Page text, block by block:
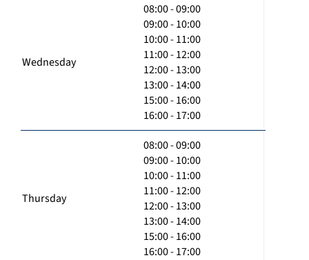
Wednesday
08:00 - 09:00
09:00 - 10:00
10:00 - 11:00
11:00 - 12:00
12:00 - 13:00
13:00 - 14:00
15:00 - 16:00
16:00 - 17:00
Thursday
08:00 - 09:00
09:00 - 10:00
10:00 - 11:00
11:00 - 12:00
12:00 - 13:00
13:00 - 14:00
15:00 - 16:00
16:00 - 17:00